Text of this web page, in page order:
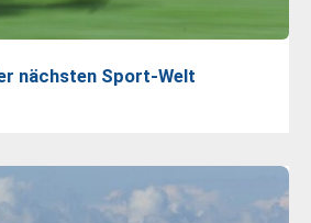
nächsten Sport-Welt